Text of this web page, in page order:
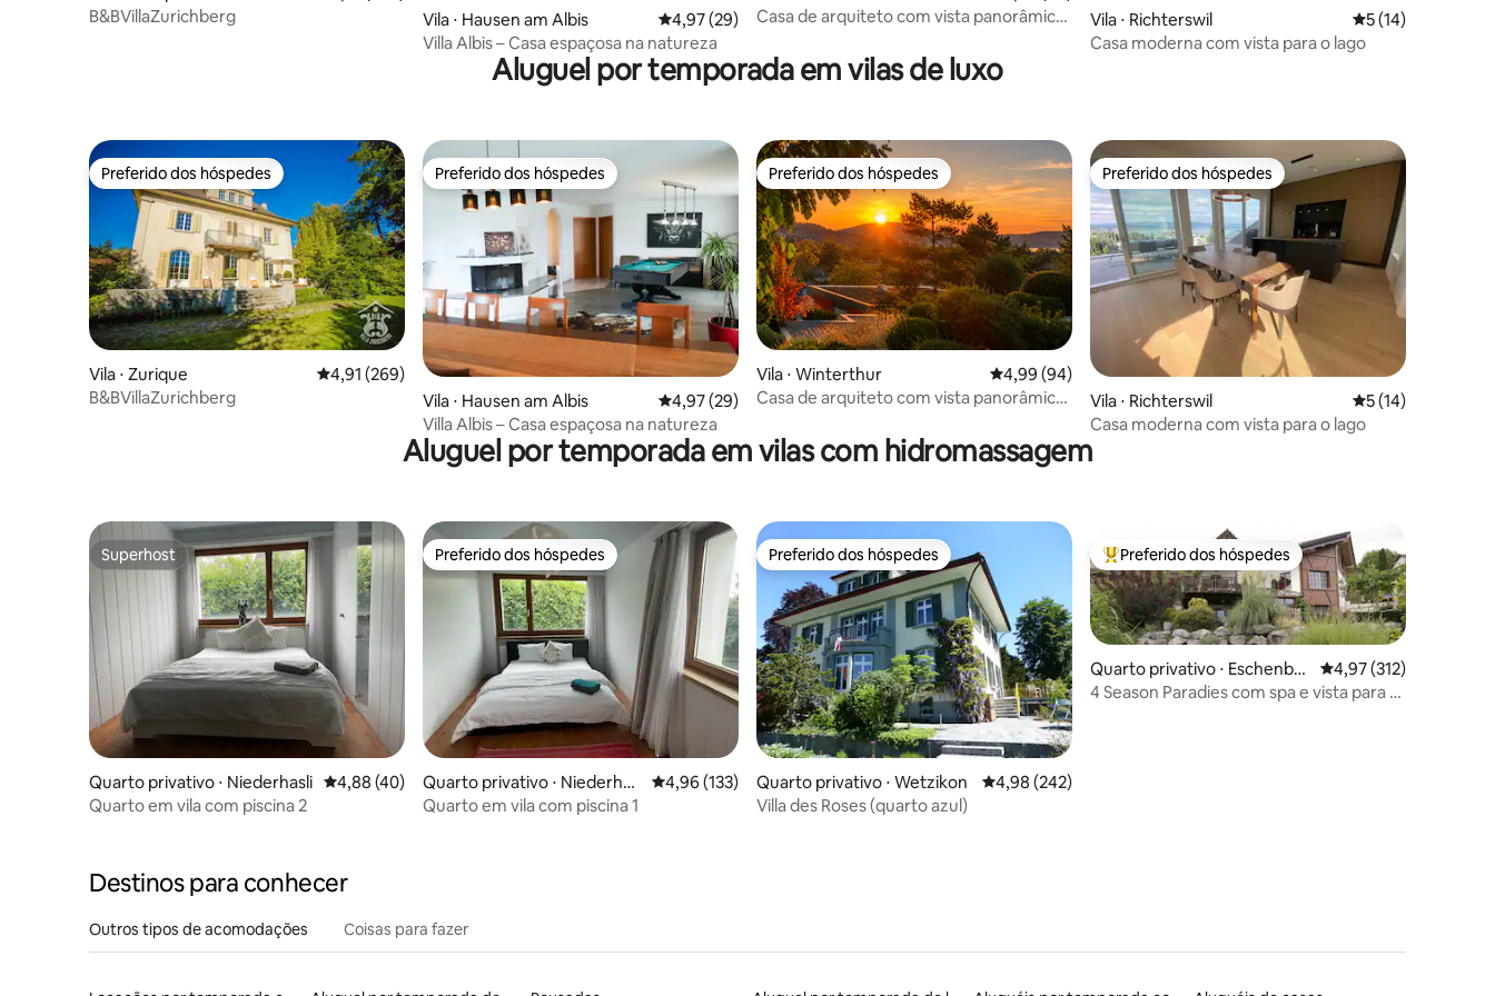
B&BVillaZurichberg
Vila ⋅ Hausen am Albis 4,97 de uma avaliação média de 5, 29 avaliações
4,97 (29)
Villa Albis – Casa espaçosa na natureza
Casa de arquiteto com vista panorâmica
Vila ⋅ Richterswil 5 de uma
5 (14)
Casa moderna com vista para o lago
Aluguel por temporada em vilas de luxo
Preferido dos hóspedes
Preferido dos hóspedes
Vila ⋅ Zurique 4,91 de uma avaliação média de 5, 269 avaliações
4,91 (269)
B&BVillaZurichberg
Preferido dos hóspedes
Preferido dos hóspedes
Vila ⋅ Hausen am Albis 4,97 de uma avaliação média de 5, 29 avaliações
4,97 (29)
Villa Albis – Casa espaçosa na natureza
Preferido dos hóspedes
Preferido dos hóspedes
Vila ⋅ Winterthur 4,99 de uma avaliação média de 5, 94 avaliações
4,99 (94)
Casa de arquiteto com vista panorâmica
Preferido dos hóspedes
Preferido dos hóspedes
Vila ⋅ Richterswil 5 de uma
5 (14)
Casa moderna com vista para o lago
Aluguel por temporada em vilas com hidromassagem
Superhost
Superhost
Quarto privativo ⋅ Niederhasli 4,88 de uma avaliação média de 5, 40 avaliações
4,88 (40)
Quarto em vila com piscina 2
Preferido dos hóspedes
Preferido dos hóspedes
Quarto privativo ⋅ Niederhasl
i
4,96 de uma avaliação média de 5, 133 avaliações
4,96 (133)
Quarto em vila com piscina 1
Preferido dos hóspedes
Preferido dos hóspedes
Quarto privativo ⋅ Wetzikon 4,98 de uma avaliação média de 5, 242 avaliações
4,98 (242)
Villa des Roses (quarto azul)
Entre os melhores preferidos dos hóspedes
Preferido dos hóspedes
Quarto privativo ⋅ Eschenbac
h
4,97 de uma avaliação
4,97 (312)
4 Season Paradies com spa e vista para a
Destinos para conhecer
Outros tipos de acomodações Coisas para fazer